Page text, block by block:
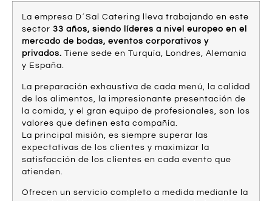
La empresa D´Sal Catering lleva trabajando en este
sector 33 años, siendo líderes a nivel europeo en el
mercado de bodas, eventos corporativos y
privados. Tiene sede en Turquía, Londres, Alemania
y España.
La preparación exhaustiva de cada menú, la calidad
de los alimentos, la impresionante presentación de
la comida, y el gran equipo de profesionales, son los
valores que definen esta compañía.
La principal misión, es siempre superar las
expectativas de los clientes y maximizar la
satisfacción de los clientes en cada evento que
atienden.
Ofrecen un servicio completo a medida mediante la